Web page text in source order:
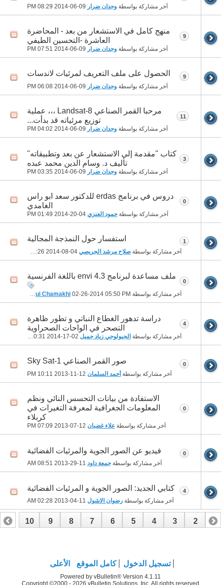
آخر مشاركة بواسطة وجدان ضرار 08:29 PM
منهج كامل في الاستشعار من بعد - المحاضرة
العاشرة -التحسين الطيفي
آخر مشاركة بواسطة وجدان ضرار 07:51 PM
9
الحصول على ملف التعريف لمرئيات لاندسات
آخر مشاركة بواسطة وجدان ضرار 06:08 PM
9
مرحبا القمر الصناعي Landsat-8 ،،، عملية
توزيع مرئياته قد بدأت...
آخر مشاركة بواسطة وجدان ضرار 04:02 PM
11
كتاب "مقدمة إلى الاستشعار عن بعد وتطبيقاته"
تأليف د. وسام الدين محمد عبده
آخر مشاركة بواسطة وجدان ضرار 03:35 PM
3
دروس في برنامج erdas للدكتور سعد ابو راس
الغامدي
آخر مشاركة بواسطة حمود العنزي 01:49 PM
0
استفسار حول النمذجة المجالية
آخر مشاركة بواسطة صلاح مرشد الجريصي 10:26 PM
1
ملف مساعدة لبرنامج envi 4.3 باللغة الفرنسية
آخر مشاركة بواسطة Djemoui Chamakhi 02-26-2014 05:50 PM
0
دراسة تدهور الغطاع النباتي و تطور ظاهرة
التصحر في الواحات الصحراوية
آخر مشاركة بواسطة الجيولوجي زياد جميل 10:31 AM
4
صور القمر الصناعي Sky Sat-1
آخر مشاركة بواسطة أحمد السلمان 10:11 PM
0
الاستفادة من بيانات التحسس النائي ونظم
المعلومات الجغرافية لمعرفة التغيرات في
كربلاء
آخر مشاركة بواسطة علاء غضبان 07:09 PM
0
فيديو عن الصور الجوية والمرئيات الفضائية
آخر مشاركة بواسطة جمعة داود 08:51 AM
0
كتابي الجديد: الصور الجوية و المرئيات الفضائية
آخر مشاركة بواسطة رضوان الاشول 02:28 AM
4
1
2
3
4
5
6
7
8
9
10
تسجيل الدخول كامل الموقع الأعلى
Powered by vBulletin® Version 4.1.11